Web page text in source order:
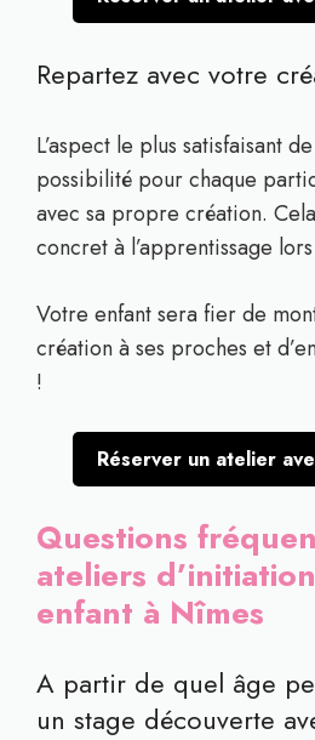
Repartez avec votre
L’aspect le plus satisfaisant
possibilité pour chaque
avec sa propre création.
concret à l’apprentissage
Votre enfant sera fier de
création à ses proches et
!
Réserver un atelier
Questions
ateliers
enfant à Nîmes
A partir de quel âge
un stage découverte